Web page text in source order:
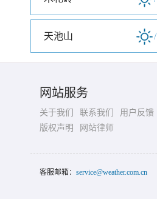
天池山 /
网站服务
关于我们 联系我们
用户反馈
版权声明
网站律师
客服邮箱： service@weather.com.cn